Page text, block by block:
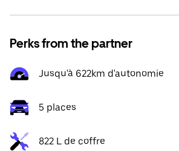
Perks from the partner
Jusqu'à 622km d'autonomie
5 places
822 L de coffre